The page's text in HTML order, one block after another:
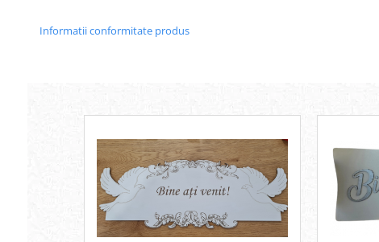
Lipici Lichid
Markere Acrilice
Markere Evidentiatoare Highlighter
Markere Permanente
Markere Whiteboard
Pensule scolare
Informatii conformitate produs